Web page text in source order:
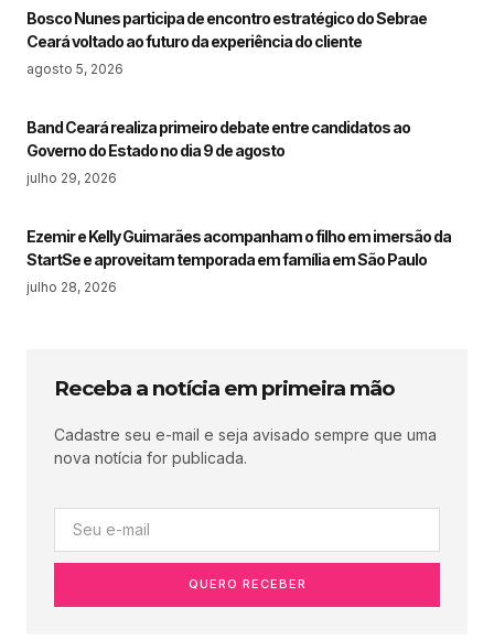
Bosco Nunes participa de encontro estratégico do Sebrae
Ceará voltado ao futuro da experiência do cliente
agosto 5, 2026
Band Ceará realiza primeiro debate entre candidatos ao
Governo do Estado no dia 9 de agosto
julho 29, 2026
Ezemir e Kelly Guimarães acompanham o filho em imersão da
StartSe e aproveitam temporada em família em São Paulo
julho 28, 2026
Receba a notícia em primeira mão
Cadastre seu e-mail e seja avisado sempre que uma
nova notícia for publicada.
QUERO RECEBER